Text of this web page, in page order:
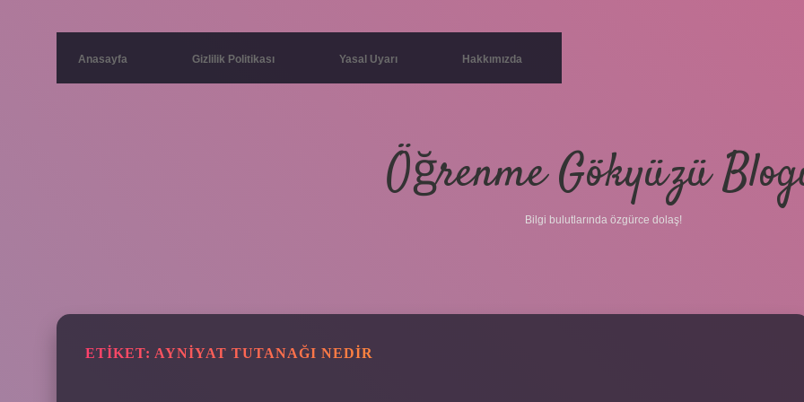
Anasayfa Gizlilik Politikası Yasal Uyarı Hakkımızda
Öğrenme Gökyüzü
Bilgi bulutlarında özgürce dolaş!
ETIKET: AYNIYAT TUTANAĞI NEDIR